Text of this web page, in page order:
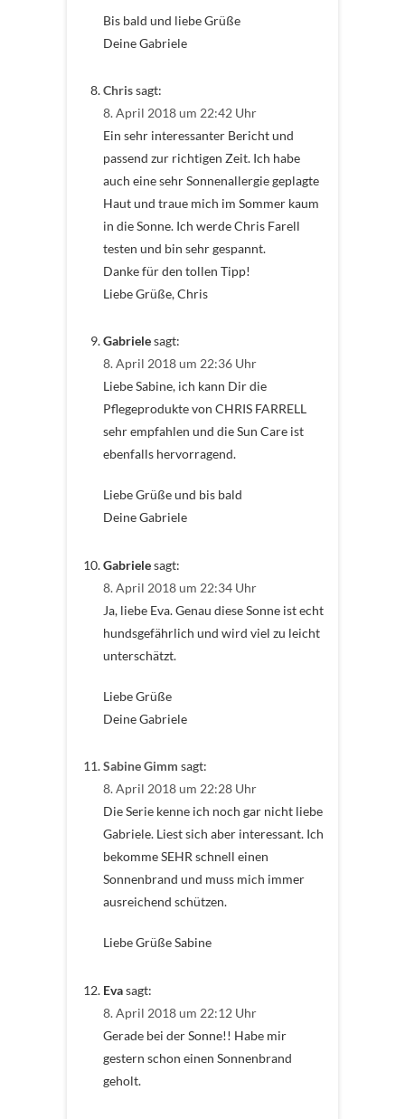
Bis bald und liebe Grüße
Deine Gabriele
Chrissagt:
8. April 2018 um 22:42 Uhr
Ein sehr interessanter Bericht und
passend zur richtigen Zeit. Ich habe
auch eine sehr Sonnenallergie geplagte
Haut und traue mich im Sommer kaum
in die Sonne. Ich werde Chris Farell
testen und bin sehr gespannt.
Danke für den tollen Tipp!
Liebe Grüße, Chris
Gabrielesagt:
8. April 2018 um 22:36 Uhr
Liebe Sabine, ich kann Dir die
Pflegeprodukte von CHRIS FARRELL
sehr empfahlen und die Sun Care ist
ebenfalls hervorragend.
Liebe Grüße und bis bald
Deine Gabriele
Gabrielesagt:
8. April 2018 um 22:34 Uhr
Ja, liebe Eva. Genau diese Sonne ist echt
hundsgefährlich und wird viel zu leicht
unterschätzt.
Liebe Grüße
Deine Gabriele
Sabine Gimm sagt:
8. April 2018 um 22:28 Uhr
Die Serie kenne ich noch gar nicht liebe
Gabriele. Liest sich aber interessant. Ich
bekomme SEHR schnell einen
Sonnenbrand und muss mich immer
ausreichend schützen.
Liebe Grüße Sabine
Evasagt:
8. April 2018 um 22:12 Uhr
Gerade bei der Sonne!! Habe mir
gestern schon einen Sonnenbrand
geholt.